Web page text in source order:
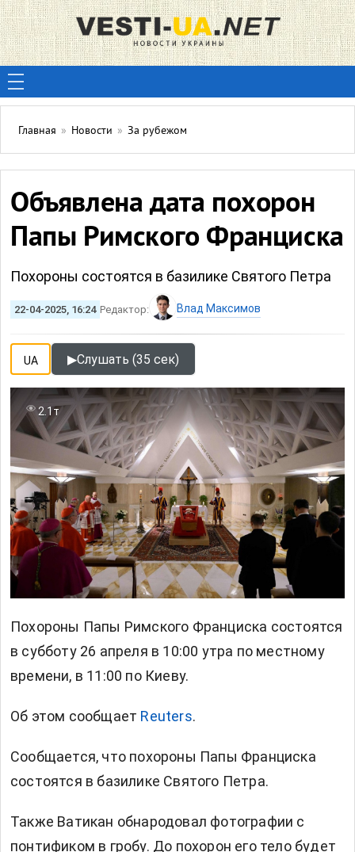
Главная » Новости » За рубежом
Объявлена дата похорон
Папы Римского Франциска
Похороны состоятся в базилике Святого Петра
22-04-2025, 16:24 Редактор: Влад Максимов
UA ▶Слушать (35 сек)
2.1т
Похороны Папы Римского Франциска состоятся
в субботу 26 апреля в 10:00 утра по местному
времени, в 11:00 по Киеву.
Об этом сообщает Reuters.
Сообщается, что похороны Папы Франциска
состоятся в базилике Святого Петра.
Также Ватикан обнародовал фотографии с
понтификом в гробу. До похорон его тело будет